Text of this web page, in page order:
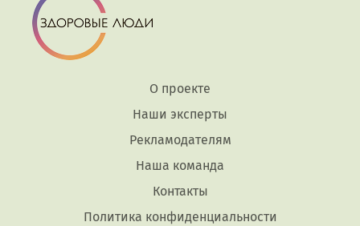
О проекте
Наши эксперты
Рекламодателям
Наша команда
Контакты
Политика конфиденциальности